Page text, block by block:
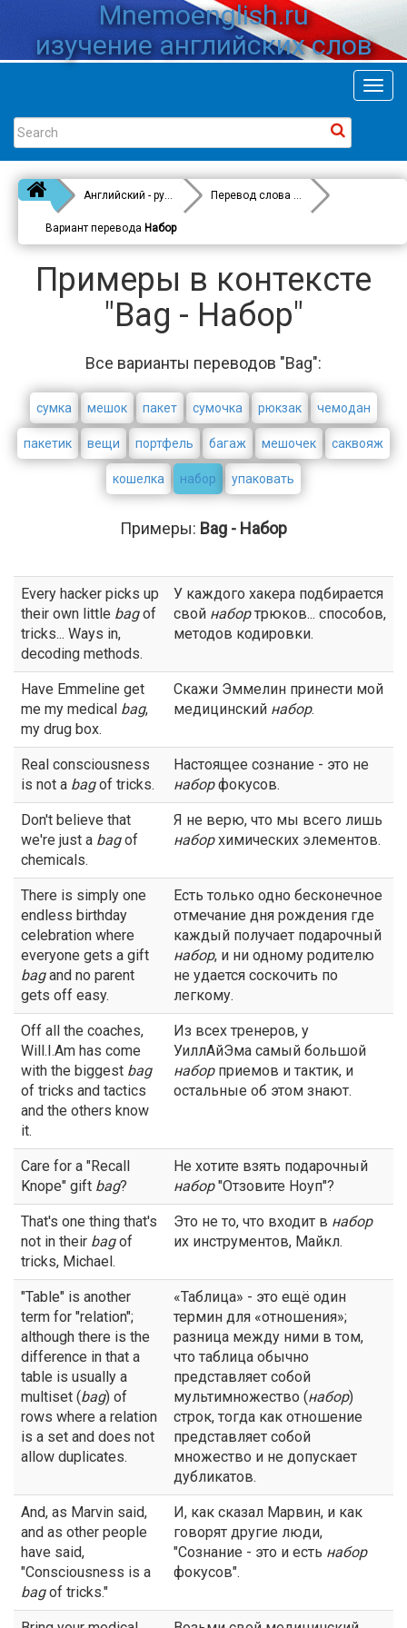
Mnemoenglish.ru
изучение английских слов
Английский - русский Перевод слова
Bag
Вариант перевода Набор
Примеры в контексте
"Bag - Набор"
Все варианты переводов "Bag":
сумка мешок пакет сумочка рюкзак чемодан
пакетик вещи портфель багаж мешочек саквояж
кошелка набор упаковать
Примеры: Bag - Набор
Every hacker picks up
their own little bagof
tricks... Ways in,
decoding methods.
У каждого хакера подбирается
свой набортрюков... способов,
методов кодировки.
Have Emmeline get
me my medical bag,
my drug box.
Скажи Эммелин принести мой
медицинский набор.
Real consciousness
is not a bagof tricks.
Настоящее сознание - это не
наборфокусов.
Don't believe that
we're just a bagof
chemicals.
Я не верю, что мы всего лишь
наборхимических элементов.
There is simply one
endless birthday
celebration where
everyone gets a gift
bagand no parent
gets off easy.
Есть только одно бесконечное
отмечание дня рождения где
каждый получает подарочный
набор, и ни одному родителю
не удается соскочить по
легкому.
Off all the coaches,
Will.I.Am has come
with the biggest bag
of tricks and tactics
and the others know
it.
Из всех тренеров, у
УиллАйЭма самый большой
наборприемов и тактик, и
остальные об этом знают.
Care for a "Recall
Knope" gift bag?
Не хотите взять подарочный
набор"Отзовите Ноуп"?
That's one thing that's
not in their bagof
tricks, Michael.
Это не то, что входит в набор
их инструментов, Майкл.
"Table" is another
term for "relation";
although there is the
difference in that a
table is usually a
multiset (bag) of
rows where a relation
is a set and does not
allow duplicates.
«Таблица» - это ещё один
термин для «отношения»;
разница между ними в том,
что таблица обычно
представляет собой
мультимножество (набор)
строк, тогда как отношение
представляет собой
множество и не допускает
дубликатов.
And, as Marvin said,
and as other people
have said,
"Consciousness is a
bagof tricks."
И, как сказал Марвин, и как
говорят другие люди,
"Сознание - это и есть набор
фокусов".